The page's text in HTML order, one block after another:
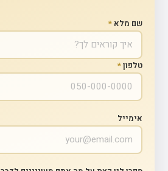
שם מלא*
טלפון*
אימייל